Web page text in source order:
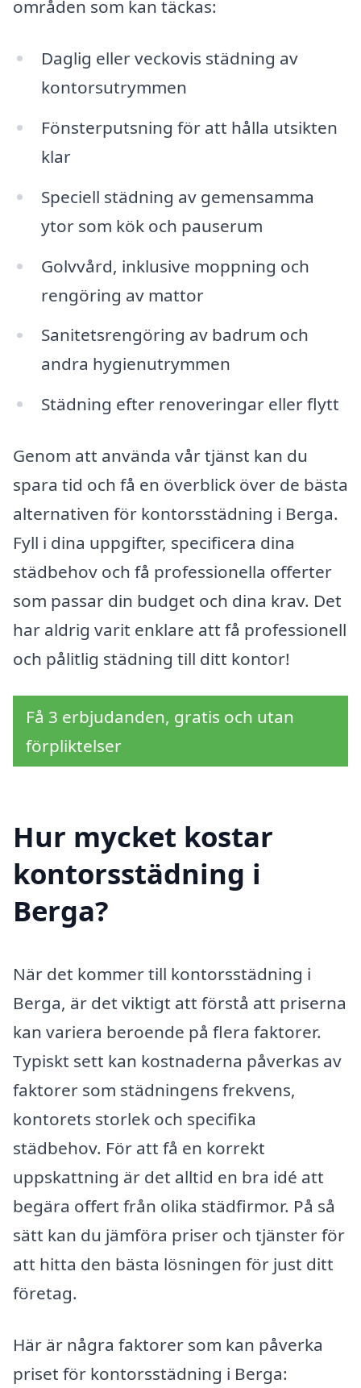
områden som kan täckas:
Daglig eller veckovis städning av
kontorsutrymmen
Fönsterputsning för att hålla utsikten
klar
Speciell städning av gemensamma
ytor som kök och pauserum
Golvvård, inklusive moppning och
rengöring av mattor
Sanitetsrengöring av badrum och
andra hygienutrymmen
Städning efter renoveringar eller flytt
Genom att använda vår tjänst kan du
spara tid och få en överblick över de bästa
alternativen för kontorsstädning i Berga.
Fyll i dina uppgifter, specificera dina
städbehov och få professionella offerter
som passar din budget och dina krav. Det
har aldrig varit enklare att få professionell
och pålitlig städning till ditt kontor!
Få 3 erbjudanden, gratis och utan
förpliktelser
Hur mycket kostar
kontorsstädning i
Berga?
När det kommer till kontorsstädning i
Berga, är det viktigt att förstå att priserna
kan variera beroende på flera faktorer.
Typiskt sett kan kostnaderna påverkas av
faktorer som städningens frekvens,
kontorets storlek och specifika
städbehov. För att få en korrekt
uppskattning är det alltid en bra idé att
begära offert från olika städfirmor. På så
sätt kan du jämföra priser och tjänster för
att hitta den bästa lösningen för just ditt
företag.
Här är några faktorer som kan påverka
priset för kontorsstädning i Berga: